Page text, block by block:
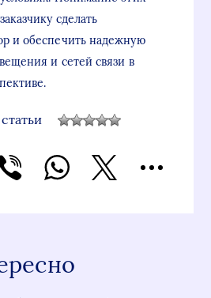
сделать
и обеспечить надежную
и сетей связи в